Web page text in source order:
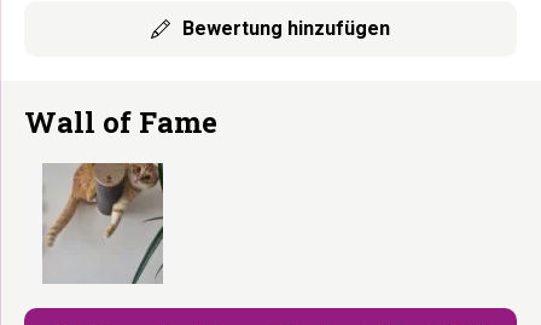
Bewertung hinzufügen
Wall of Fame